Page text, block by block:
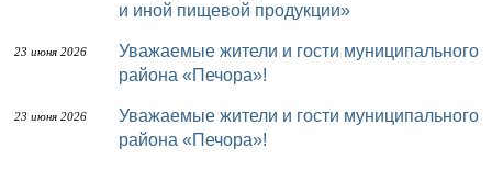
и иной пищевой продукции»
23 июня 2026
Уважаемые жители и гости муниципального
района «Печора»!
23 июня 2026
Уважаемые жители и гости муниципального
района «Печора»!